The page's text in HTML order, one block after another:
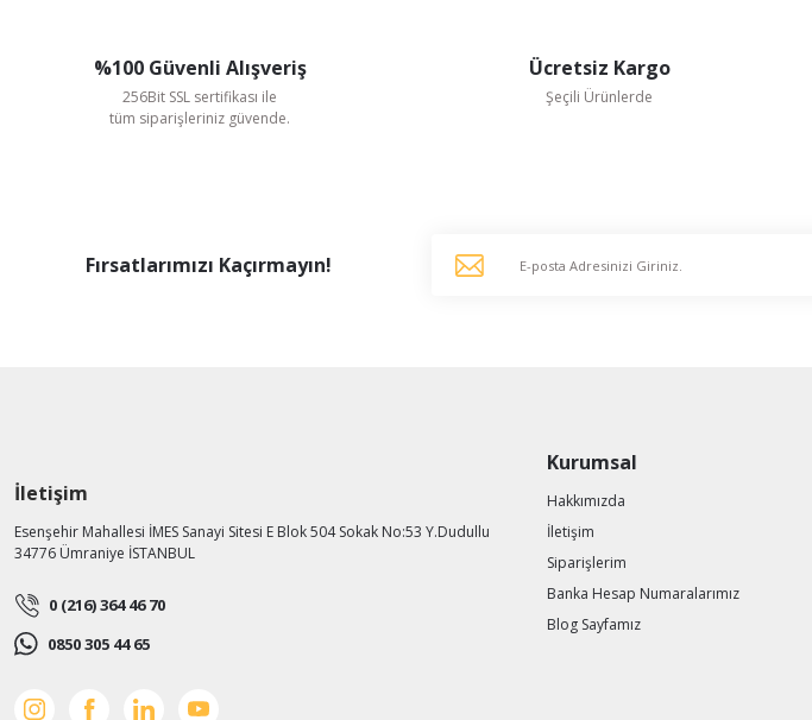
%100 Güvenli Alışveriş
256Bit SSL sertifikası ile
tüm siparişleriniz güvende.
Ücretsiz Kargo
Şeçili Ürünlerde
Fırsatlarımızı Kaçırmayın!
İletişim
Esenşehir Mahallesi İMES Sanayi Sitesi E Blok 504 Sokak No:53 Y.Dudullu
34776 Ümraniye İSTANBUL
0 (216) 364 46 70
0850 305 44 65
Kurumsal
Hakkımızda
İletişim
Siparişlerim
Banka Hesap Numaralarımız
Blog Sayfamız